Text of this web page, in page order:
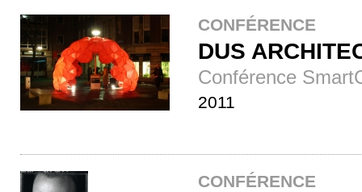
CONFÉRENCE
DUS
Conférence
2011
CONFÉRENCE